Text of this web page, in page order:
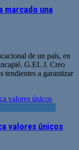
marcado una
de un país, en
G.EL J. Creo
tendientes a garantizar
valores únicos